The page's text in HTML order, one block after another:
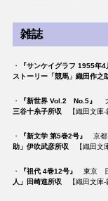
雑誌
・ 『サンケイグラフ 1955年
ストーリー「競馬」織田作
・ 『新世界 Vol.2 No.5』
三谷十糸子所収 【織田文庫-
・ 『新文学 第5巻2号』 京
助」伊吹武彦所収 【織田文
・ 『祖代 4巻12号』 東京
人」田崎進所収 【織田文庫-